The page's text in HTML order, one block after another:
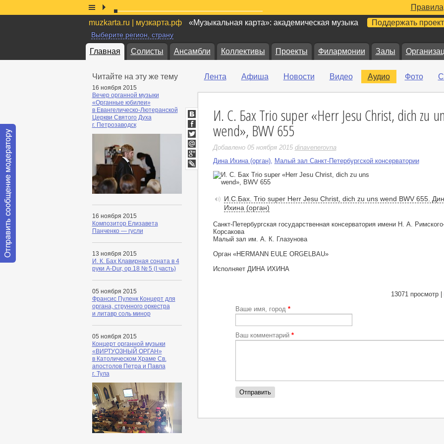
Правила
muzkarta.ru | музкарта.рф
«Музыкальная карта»: академическая музыка Поддержать проект
Выберите регион, страну
Главная Солисты Ансамбли Коллективы Проекты Филармонии Залы
Читайте на эту же тему
16 ноября 2015
Вечер органной музыки
«Органные юбилеи»
в Евангелическо-Лютеранской
Церкви Святого Духа
г. Петрозаводск
16 ноября 2015
Композитор Елизавета
Панченко — гусли
13 ноября 2015
И. К. Бах Клавирная соната в 4
руки A-Dur, op.18 № 5 (I часть)
05 ноября 2015
Франсис Пуленк Концерт для
органа, струнного оркестра
и литавр соль минор
05 ноября 2015
Концерт органной музыки
«ВИРТУОЗНЫЙ ОРГАН»
в Католическом Храме Св.
апостолов Петра и Павла
г. Тула
Лента Афиша Новости Видео Аудио Фото
И. С. Бах Trio super «Herr Jesu Christ, dich zu
wend», BWV 655
Добавлено 05 ноября 2015 dinavenerovna
Дина Ихина (орган), Малый зал Санкт-Петербургской консерватории
И.С.Бах. Trio super Herr Jesu Christ, dich zu uns wend BWV 655.
Ихина (орган)
Санкт-Петербургская государственная консерватория имени Н. А.
Корсакова
Малый зал им. А. К. Глазунова
Орган «HERMANN EULE ORGELBAU»
Исполняет ДИНА ИХИНА
ВКонтакте
Facebook
Twitter
Мой
Мир
Google+
LiveJournal
13071 просмотр |
Ваше имя, город *
Ваш комментарий *